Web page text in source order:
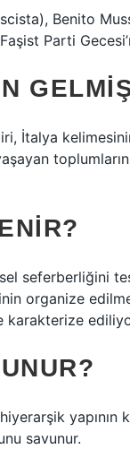
Benito
Parti
İtalya
seferberliğini
organize
karakterize
yapının
savunur.